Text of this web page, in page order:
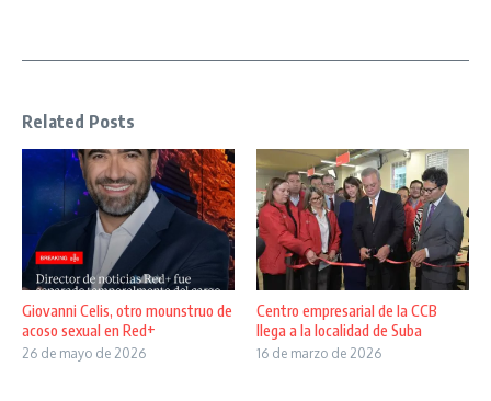
Related Posts
Giovanni Celis, otro mounstruo de
acoso sexual en Red+
26 de mayo de 2026
Centro empresarial de la CCB
llega a la localidad de Suba
16 de marzo de 2026